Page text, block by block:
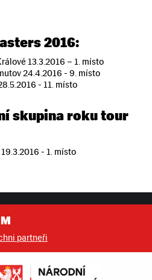
2016:
13.3.2016 – 1. místo
24.4.2016 - 9. místo
- 11. místo
skupina roku tour
- 1. místo
partneři